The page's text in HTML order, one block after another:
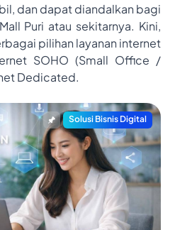
dan dapat diandalkan bagi
Puri atau sekitarnya. Kini,
pilihan layanan internet
SOHO (Small Office /
Dedicated.
Solusi Bisnis Digital